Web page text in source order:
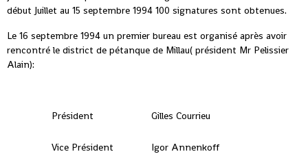
début Juillet au 15 septembre 1994 100 signatures sont obtenues.
Le 16 septembre 1994 un premier bureau est organisé après avoir
rencontré le district de pétanque de Millau( président Mr Pelissier
Alain):
Président Gilles Courrieu
Vice Président
Igor Annenkoff